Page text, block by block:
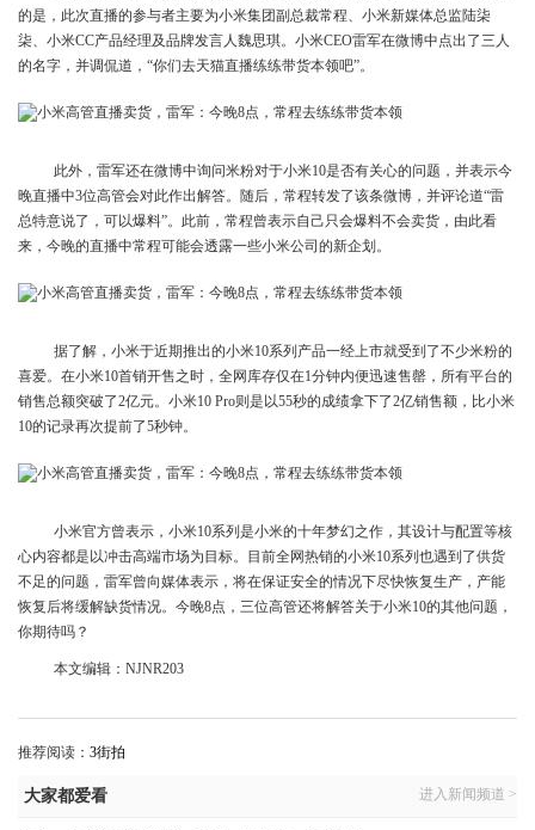
的是，此次直播的参与者主要为小米集团副总裁常程、小米新媒体总监陆柒
柒、小米CC产品经理及品牌发言人魏思琪。小米CEO雷军在微博中点出了三人
的名字，并调侃道，“你们去天猫直播练练带货本领吧”。
此外，雷军还在微博中询问米粉对于小米10是否有关心的问题，并表示今
晚直播中3位高管会对此作出解答。随后，常程转发了该条微博，并评论道“雷
总特意说了，可以爆料”。此前，常程曾表示自己只会爆料不会卖货，由此看
来，今晚的直播中常程可能会透露一些小米公司的新企划。
据了解，小米于近期推出的小米10系列产品一经上市就受到了不少米粉的
喜爱。在小米10首销开售之时，全网库存仅在1分钟内便迅速售罄，所有平台的
销售总额突破了2亿元。小米10 Pro则是以55秒的成绩拿下了2亿销售额，比小米
10的记录再次提前了5秒钟。
小米官方曾表示，小米10系列是小米的十年梦幻之作，其设计与配置等核
心内容都是以冲击高端市场为目标。目前全网热销的小米10系列也遇到了供货
不足的问题，雷军曾向媒体表示，将在保证安全的情况下尽快恢复生产，产能
恢复后将缓解缺货情况。今晚8点，三位高管还将解答关于小米10的其他问题，
你期待吗？
本文编辑：NJNR203
推荐阅读： 3街拍
大家都爱看 进入新闻频道 >